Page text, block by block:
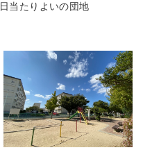
日当たりよいの団地